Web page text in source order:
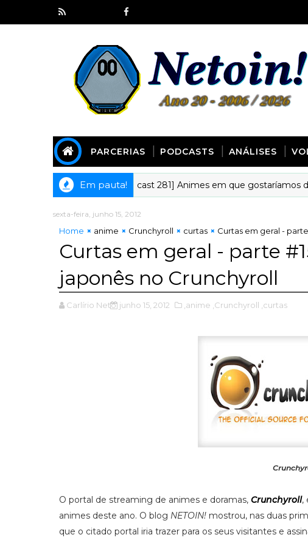
PARCERIAS PODCASTS ANÁLISES
Em pauta!
[Kyoudai Podcast 281] Animes em que gostaríamos de
sexta-feira, junho 15, 2012
Home anime Crunchyroll curtas Curtas em geral -
Curtas em geral - parte
japonês no Crunchyroll
Carlírio Neto junho 15, 2012 ,anime ,Crunchyroll ,curtas
O portal de streaming de animes e doramas, Crunchyroll,
animes deste ano. O blog NETOIN! mostrou, nas duas
que o citado portal iria trazer para os seus visitantes e